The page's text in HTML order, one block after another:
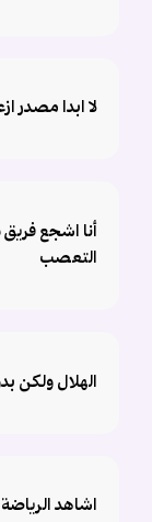
لا ابدا مصدر
أنا اشجع
التعصب
الهلال ولكن
اشاهد